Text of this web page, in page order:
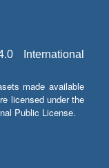
International
made available
licensed under the
Public License.